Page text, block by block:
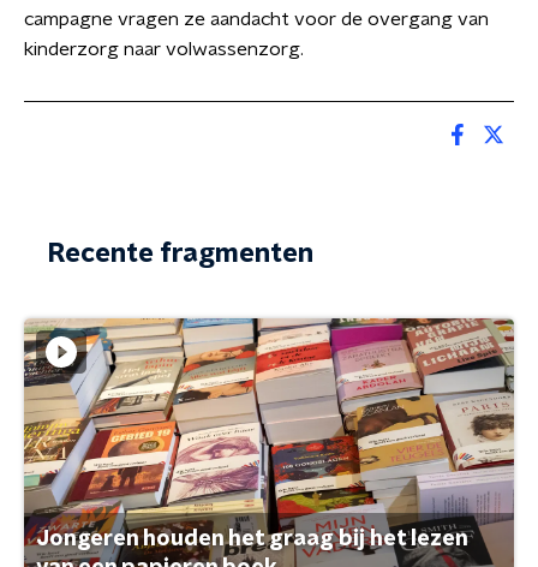
campagne vragen ze aandacht voor de overgang van
kinderzorg naar volwassenzorg.
Recente fragmenten
Jongeren houden het graag bij het lezen